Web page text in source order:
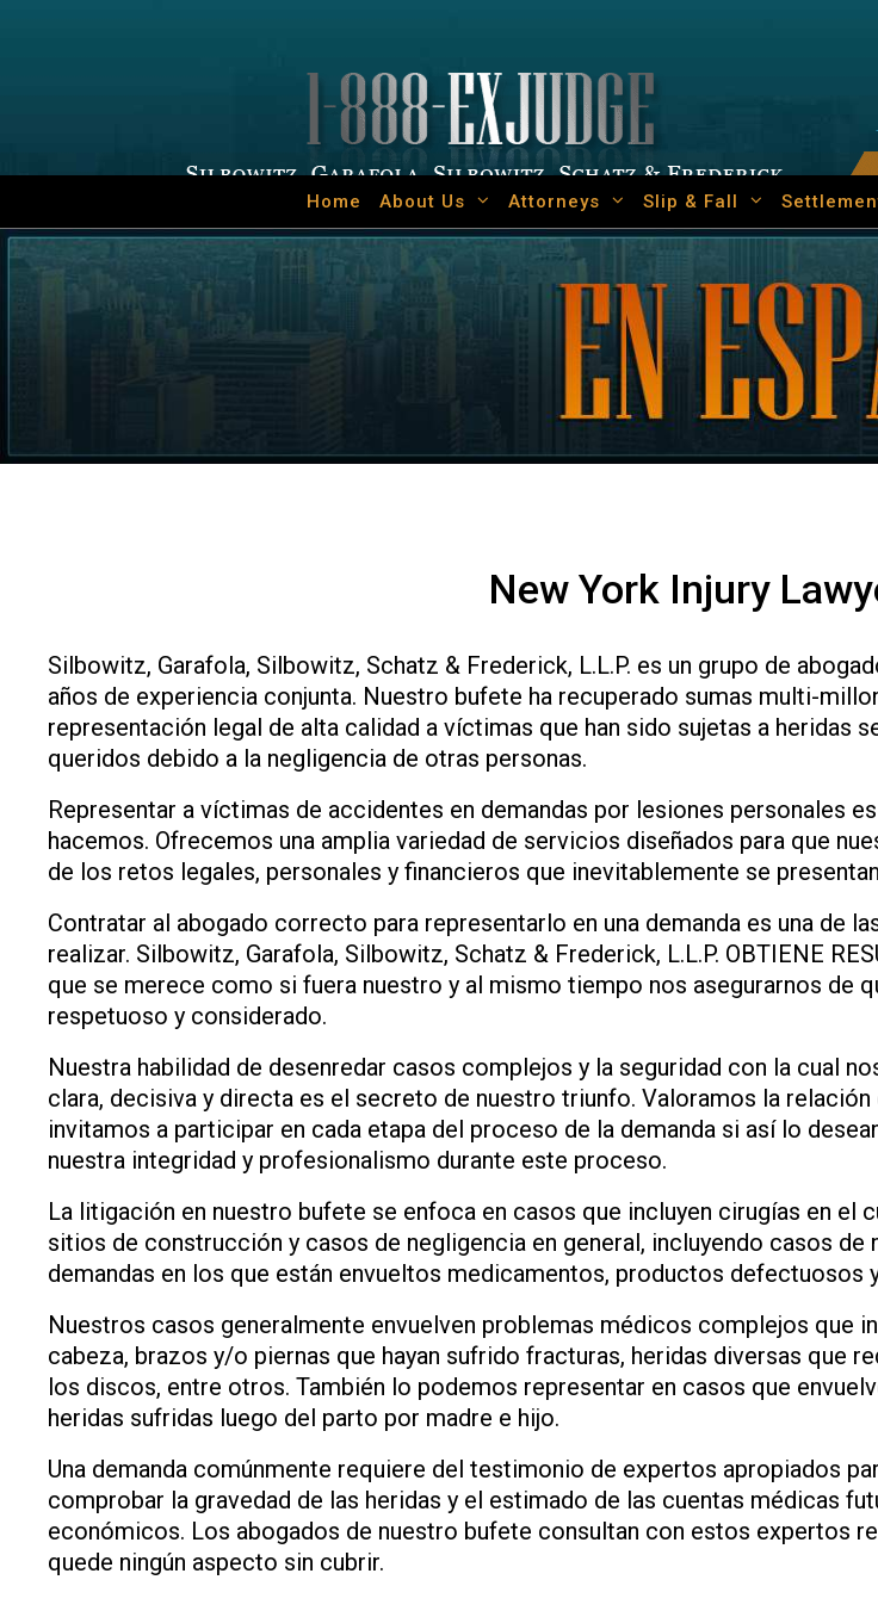
Home About Us Attorneys Slip & Fall
New York Injury
Silbowitz, Garafola, Silbowitz, Schatz & Frederick, L.L.P. es un grupo de
años de experiencia conjunta. Nuestro bufete ha recuperado sumas multi-
representación legal de alta calidad a víctimas que han sido sujetas a heridas
queridos debido a la negligencia de otras personas.
Representar a víctimas de accidentes en demandas por lesiones personales
hacemos. Ofrecemos una amplia variedad de servicios diseñados para que
de los retos legales, personales y financieros que inevitablemente se
Contratar al abogado correcto para representarlo en una demanda es una de
realizar. Silbowitz, Garafola, Silbowitz, Schatz & Frederick, L.L.P. OBTIENE
que se merece como si fuera nuestro y al mismo tiempo nos asegurarnos de
respetuoso y considerado.
Nuestra habilidad de desenredar casos complejos y la seguridad con la cual
clara, decisiva y directa es el secreto de nuestro triunfo. Valoramos la
invitamos a participar en cada etapa del proceso de la demanda si así lo
nuestra integridad y profesionalismo durante este proceso.
La litigación en nuestro bufete se enfoca en casos que incluyen cirugías en el
sitios de construcción y casos de negligencia en general, incluyendo casos de
demandas en los que están envueltos medicamentos, productos defectuosos
Nuestros casos generalmente envuelven problemas médicos complejos que
cabeza, brazos y/o piernas que hayan sufrido fracturas, heridas diversas que
los discos, entre otros. También lo podemos representar en casos que
heridas sufridas luego del parto por madre e hijo.
Una demanda comúnmente requiere del testimonio de expertos apropiados
comprobar la gravedad de las heridas y el estimado de las cuentas médicas
económicos. Los abogados de nuestro bufete consultan con estos expertos
quede ningún aspecto sin cubrir.